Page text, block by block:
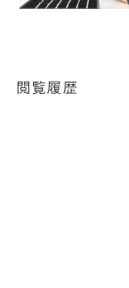
閲覧履歴